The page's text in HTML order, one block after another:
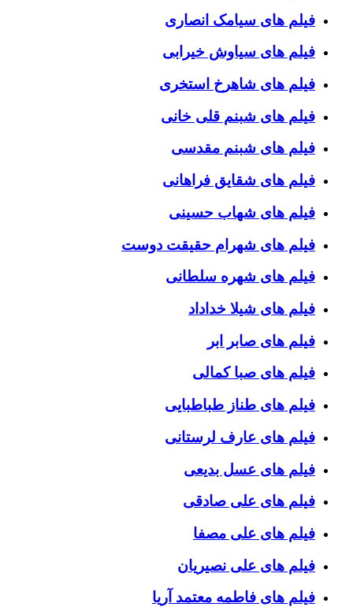
فیلم های سیامک انصاری
فیلم های سیاوش خیرابی
فیلم های شاهرخ استخری
فیلم های شبنم قلی خانی
فیلم های شبنم مقدسی
فیلم های شقایق فراهانی
فیلم های شهاب حسینی
فیلم های شهرام حقیقت دوست
فیلم های شهره سلطانی
فیلم های شیلا خداداد
فیلم های صابر ابر
فیلم های صبا کمالی
فیلم های طناز طباطبایی
فیلم های عارف لرستانی
فیلم های عسل بدیعی
فیلم های علی صادقی
فیلم های علی مصفا
فیلم های علی نصیریان
فیلم های فاطمه معتمد آریا